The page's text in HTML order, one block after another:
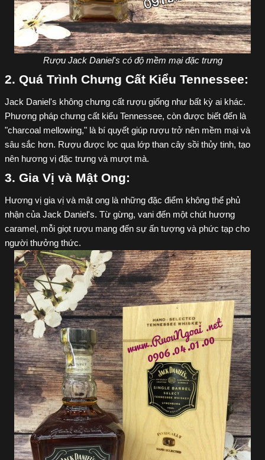
Rượu Jack Daniel's có độ mềm mại đặc trưng
2. Quá Trình Chưng Cất Kiểu Tennessee:
Jack Daniel's không chưng cất rượu giống như bất kỳ ai khác.
Phương pháp chưng cất kiểu Tennessee, còn được biết đến là
"charcoal mellowing," là bí quyết giúp rượu trở nên mềm mại và
sâu sắc hơn. Rượu được lọc qua lớp than cây sồi thủy tinh, tạo
nên hương vị đặc trưng và mượt mà.
3. Gia Vị và Mật Ong:
Hương vị gia vị và mật ong là những đặc điểm không thể phủ
nhận của Jack Daniel's. Từ gừng, vani đến một chút hương
caramel, mỗi giọt rượu mang đến sự ấn tượng và phức tạp cho
người thưởng thức.